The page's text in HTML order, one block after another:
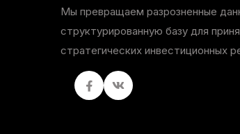
Мы превращаем разрозненные
структурированную базу для
стратегических инвестиционных
FacebookвКонтакте